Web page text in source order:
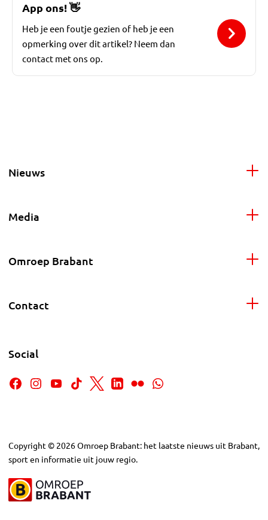
App ons!👋
Heb je een foutje gezien of heb je een
opmerking over dit artikel? Neem dan
contact met ons op.
Nieuws
Media
Omroep Brabant
Contact
Social
Copyright © 2026Omroep Brabant: het laatste nieuws uit Brabant,
sport en informatie uit jouw regio.